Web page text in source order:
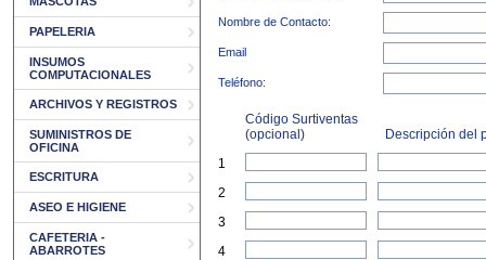
PAPELERIA
INSUMOS
COMPUTACIONALES
ARCHIVOS Y REGISTROS
SUMINISTROS DE
OFICINA
ESCRITURA
ASEO E HIGIENE
CAFETERIA -
ABARROTES
Nombre de Contacto:
Email
Teléfono:
Código Surtiventas
(opcional)
Descripción del
1
2
3
4